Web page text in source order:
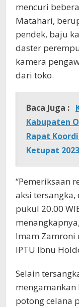
mencuri
Matahari,
pendek, baju
daster
kamera
dari toko.
Baca Juga :
Kabupaten
Rapat
Ketupat 2023
“Pemeriksaan
aksi
pukul 20.00
Imam Zamroni
IPTU Ibnu
Selain
potong celana